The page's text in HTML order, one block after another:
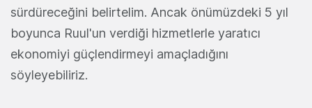
sürdüreceğini belirtelim. Ancak önümüzdeki 5 yıl
boyunca Ruul'un verdiği hizmetlerle yaratıcı
ekonomiyi güçlendirmeyi amaçladığını
söyleyebiliriz.